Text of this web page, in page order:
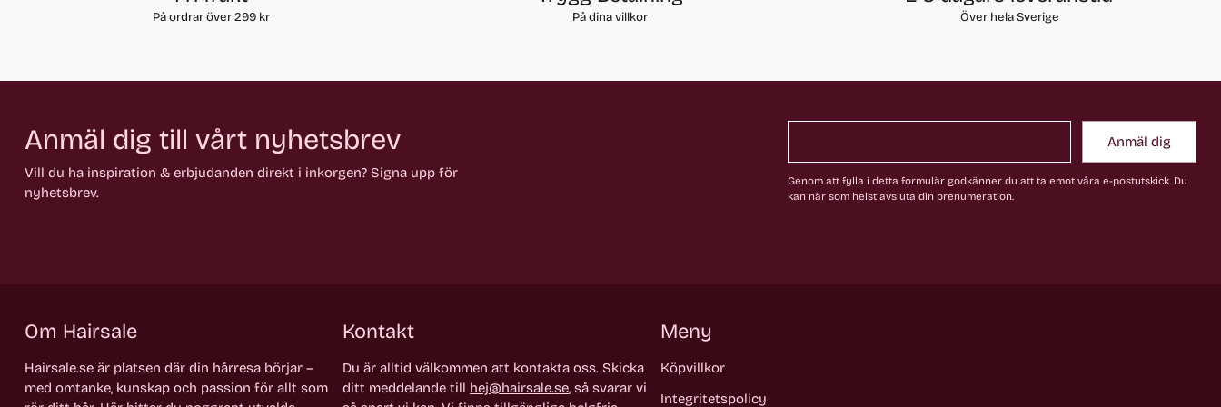
På ordrar över 299 kr På dina villkor Över hela Sverige
Anmäl dig till vårt nyhetsbrev
Vill du ha inspiration & erbjudanden direkt i inkorgen? Signa upp för
nyhetsbrev.
Anmäl dig
Genom att fylla i detta formulär godkänner du att ta emot våra e-postutskick. Du
kan när som helst avsluta din prenumeration.
Om Hairsale
Hairsale.se är platsen där din hårresa börjar –
med omtanke, kunskap och passion för allt som
Kontakt
Du är alltid välkommen att kontakta oss. Skicka
ditt meddelande till hej@hairsale.se, så svarar vi
Meny
Köpvillkor
Integritetspolicy